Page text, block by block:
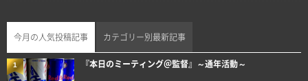
今月の人気投稿記事 カテゴリー別最新記事
『本日のミーティング＠監督』～通年活動～
1